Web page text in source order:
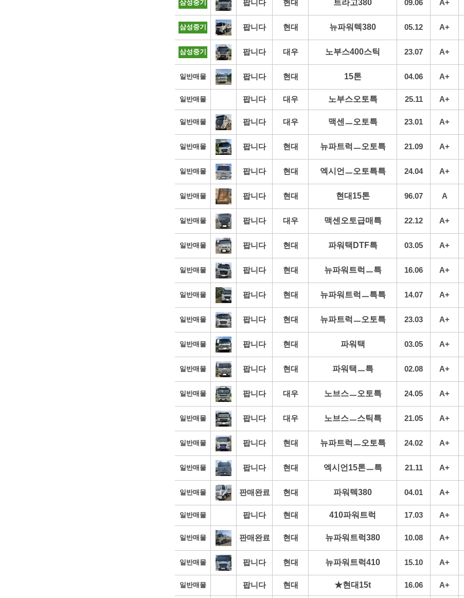
삼성중기 팝니다 현대 트라고380 09.06 A+
삼성중기 팝니다 현대 뉴파워텍380 05.12 A+
삼성중기 팝니다 대우 노부스400스틱 23.07 A+
일반매물 팝니다 현대 15톤 04.06 A+
일반매물 팝니다 대우 노부스오토특 25.11 A+
일반매물 팝니다 대우 맥센ㅡ오토특 23.01 A+
일반매물 팝니다 현대 뉴파트럭ㅡ오토특 21.09 A+
일반매물 팝니다 현대 엑시언ㅡ오토특특 24.04 A+
일반매물 팝니다 현대 현대15톤 96.07 A
일반매물 팝니다 대우 맥센오토급매특 22.12 A+
일반매물 팝니다 현대 파워택DTF특 03.05 A+
일반매물 팝니다 현대 뉴파워트럭ㅡ특 16.06 A+
일반매물 팝니다 현대 뉴파워트럭ㅡ특특 14.07 A+
일반매물 팝니다 현대 뉴파트럭ㅡ오토특 23.03 A+
일반매물 팝니다 현대 파워택 03.05 A+
일반매물 팝니다 현대 파워택ㅡ특 02.08 A+
일반매물 팝니다 대우 노브스ㅡ오토특 24.05 A+
일반매물 팝니다 대우 노브스ㅡ스틱특 21.05 A+
일반매물 팝니다 현대 뉴파트럭ㅡ오토특 24.02 A+
일반매물 팝니다 현대 엑시언15톤ㅡ특 21.11 A+
일반매물 판매완료 현대 파워텍380 04.01 A+
일반매물 팝니다 현대 410파워트럭 17.03 A+
일반매물 판매완료 현대 뉴파워트럭380 10.08 A+
일반매물 팝니다 현대 뉴파워트럭410 15.10 A+
일반매물 팝니다 현대 ★현대15t 16.06 A+